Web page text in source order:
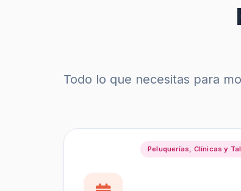
Todo lo que necesitas para
Peluquerías, Clínicas y